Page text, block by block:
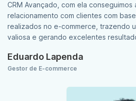
CRM Avançado, com ela conseguimos
relacionamento com clientes com
realizados no e-commerce, trazendo
valiosa e gerando excelentes
Eduardo Lapenda
Gestor de E-commerce